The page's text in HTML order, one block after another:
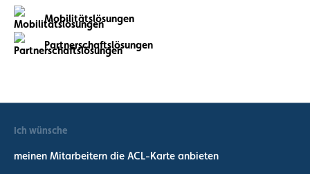
Mobilitätslösungen
Partnerschaftslösungen
Ich wünsche
meinen Mitarbeitern die ACL-Karte anbieten